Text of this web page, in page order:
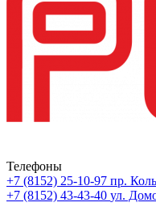
Телефоны
+7 (8152) 25-10-97 пр.
+7 (8152) 43-43-40 ул.